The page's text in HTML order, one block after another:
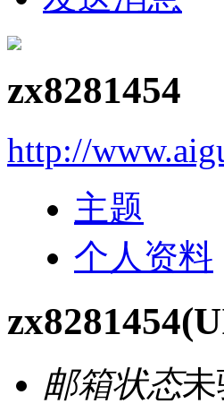
zx8281454
http://
主题
个人资料
zx8281454
邮箱状态未